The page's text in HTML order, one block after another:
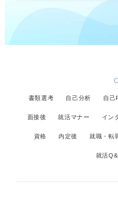
書類選考 自己分析 自己
面接後 就活マナー イン
資格 内定後 就職・転
就活